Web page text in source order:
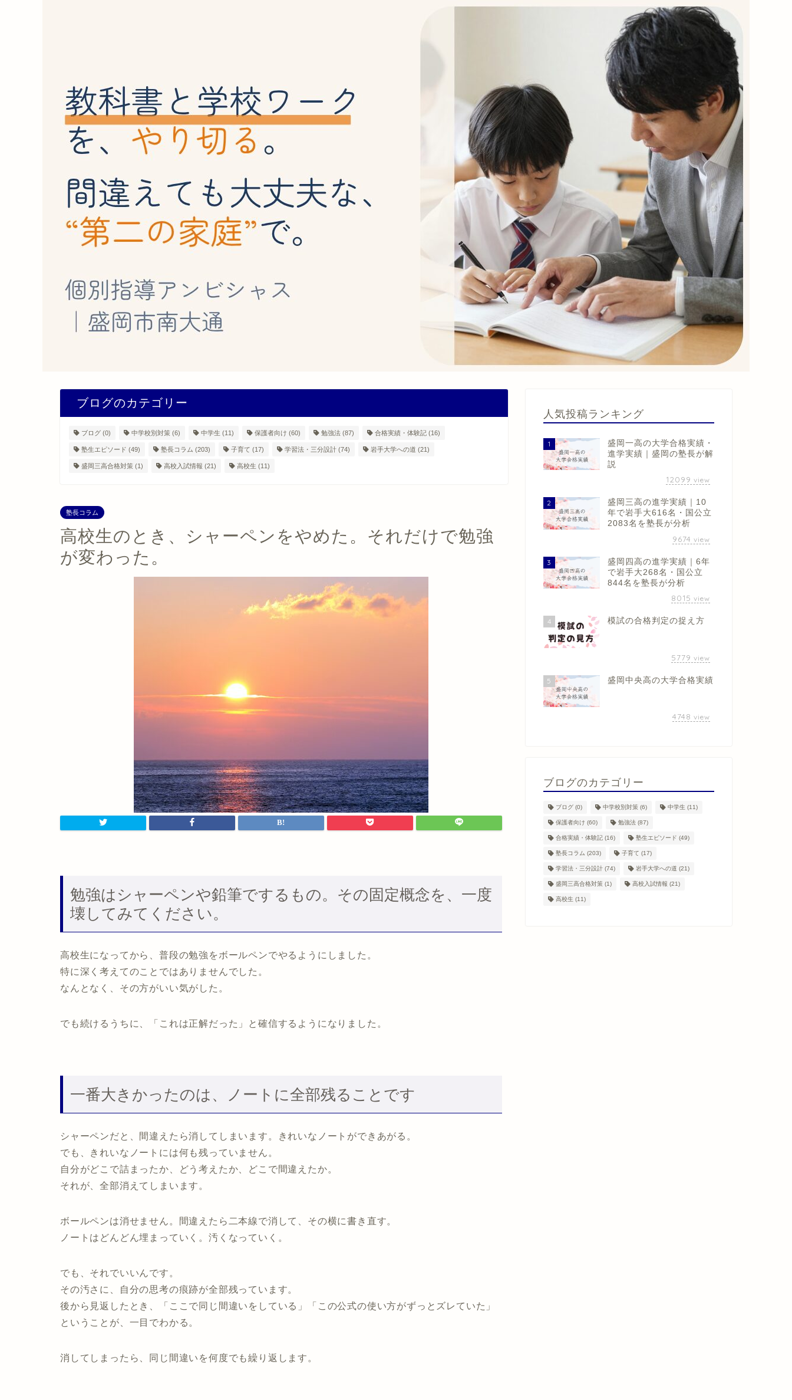
ブログのカテゴリー
ブログ (0) 中学校別対策 (6) 中学生 (11) 保護者向け (60) 勉強法 (87) 合格実績・体験記 (16)
塾生エピソード (49) 塾長コラム (203) 子育て (17) 学習法・三分設計 (74) 岩手大学への道 (21)
盛岡三高合格対策 (1) 高校入試情報 (21) 高校生 (11)
塾長コラム
高校生のとき、シャーペンをやめた。それだけで勉強
が変わった。
勉強はシャーペンや鉛筆でするもの。その固定概念を、一度
壊してみてください。
高校生になってから、普段の勉強をボールペンでやるようにしました。
特に深く考えてのことではありませんでした。
なんとなく、その方がいい気がした。
でも続けるうちに、「これは正解だった」と確信するようになりました。
一番大きかったのは、ノートに全部残ることです
シャーペンだと、間違えたら消してしまいます。きれいなノートができあがる。
でも、きれいなノートには何も残っていません。
自分がどこで詰まったか、どう考えたか、どこで間違えたか。
それが、全部消えてしまいます。
ボールペンは消せません。間違えたら二本線で消して、その横に書き直す。
ノートはどんどん埋まっていく。汚くなっていく。
でも、それでいいんです。
その汚さに、自分の思考の痕跡が全部残っています。
後から見返したとき、「ここで同じ間違いをしている」「この公式の使い方がずっとズレていた」
ということが、一目でわかる。
消してしまったら、同じ間違いを何度でも繰り返します。
人気投稿ランキング
1
盛岡一高の大学合格実績・
進学実績｜盛岡の塾長が解
説
12099 view
2
盛岡三高の進学実績｜10
年で岩手大616名・国公立
2083名を塾長が分析
9674 view
3
盛岡四高の進学実績｜6年
で岩手大268名・国公立
844名を塾長が分析
8015 view
4 模試の合格判定の捉え方
5779 view
5 盛岡中央高の大学合格実績
4748 view
ブログのカテゴリー
ブログ(0) 中学校別対策 (6) 中学生 (11)
保護者向け (60) 勉強法(87)
合格実績・体験記(16) 塾生エピソード (49)
塾長コラム (203) 子育て (17)
学習法・三分設計(74) 岩手大学への道 (21)
盛岡三高合格対策 (1) 高校入試情報 (21)
高校生 (11)